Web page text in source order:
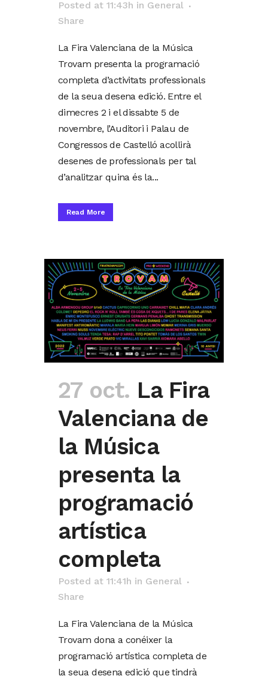
Posted at 11:43h in General
Share
La Fira Valenciana de la Música
Trovam presenta la programació
completa d’activitats professionals
de la seua desena edició. Entre el
dimecres 2 i el dissabte 5 de
novembre, l’Auditori i Palau de
Congressos de Castelló acollirà
desenes de professionals per tal
d’analitzar quina és la...
Read More
27 oct. La Fira
Valenciana de
la Música
presenta la
programació
artística
completa
Posted at 11:41h in General
Share
La Fira Valenciana de la Música
Trovam dona a conéixer la
programació artística completa de
la seua desena edició que tindrà